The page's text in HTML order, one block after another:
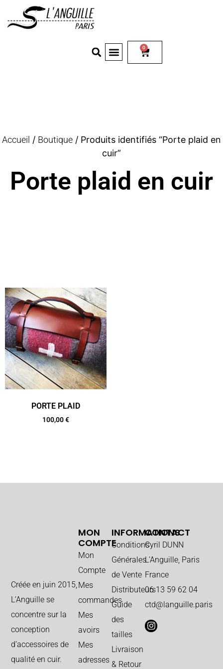
0
Accueil / Boutique / Produits identifiés “Porte plaid en
cuir”
Porte plaid en cuir
PORTE PLAID
100,00€
Créée en juin 2015,
L’Anguille se
concentre sur la
conception
d’accessoires de
qualité en cuir.
INFORMATIONS
Conditions
Générales
de Vente
Distributeurs
Guide
des
tailles
Livraison
& Retour
MON
COMPTE
Mon
Compte
Mes
commandes
Mes
avoirs
Mes
adresses
CONTACT
Cyril DUNN
L’Anguille, Paris
France
06 13 59 62 04
ctd@languille.paris